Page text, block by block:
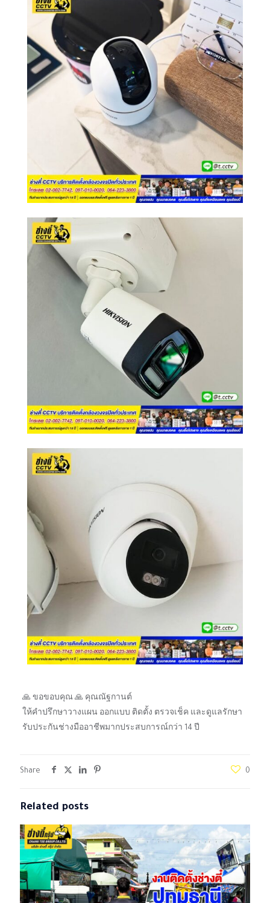
🙏 ขอขอบคุณ 🙏 คุณณัฐกานต์
ให้คำปรึกษาวางแผน ออกแบบ ติดตั้ง ตรวจเช็ค และดูแลรักษา
รับประกันช่างมืออาชีพมากประสบการณ์กว่า 14 ปี
Share 0
Related posts